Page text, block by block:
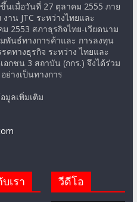
นเมื่อวันที่ 27 ตุลาคม 2555 ภาย
าน JTC ระหว่างไทยและ
2553 สภาธุรกิจไทย-เวียดนาม
พันธ์ทางการค้าและ การลงทุน
ทางธุรกิจ ระหว่าง ไทยและ
กชน 3 สถาบัน (กกร.) จึงได้ร่วม
ย่างเป็นทางการ
มูลเพิ่มเติม
เรา วีดีโอ